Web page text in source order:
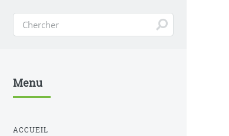
Menu
ACCUEIL